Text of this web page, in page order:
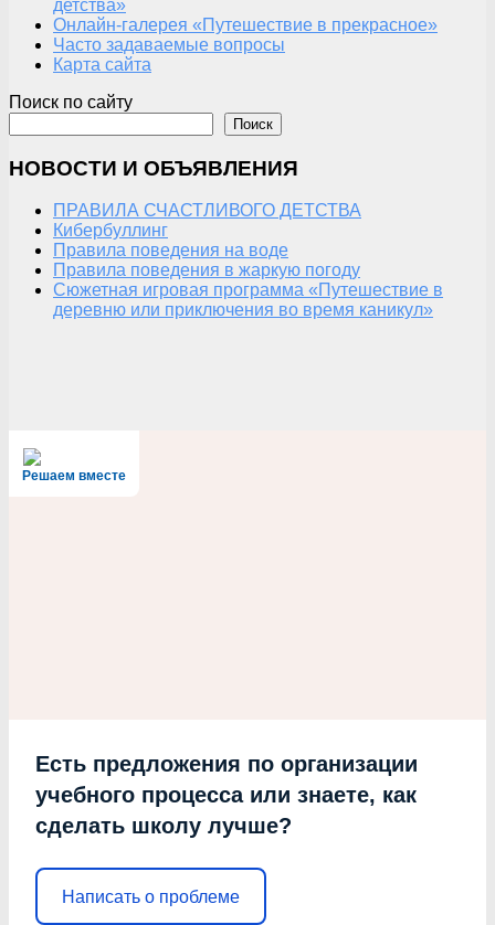
детства»
Онлайн-галерея «Путешествие в прекрасное»
Часто задаваемые вопросы
Карта сайта
Поиск по сайту
Поиск
НОВОСТИ И ОБЪЯВЛЕНИЯ
ПРАВИЛА СЧАСТЛИВОГО ДЕТСТВА
Кибербуллинг
Правила поведения на воде
Правила поведения в жаркую погоду
Сюжетная игровая программа «Путешествие в
деревню или приключения во время каникул»
Решаем вместе
Есть предложения по организации
учебного процесса или знаете, как
сделать школу лучше?
Написать о проблеме